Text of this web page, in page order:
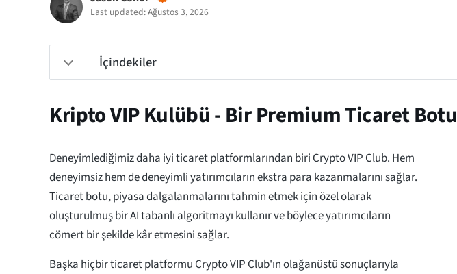
Last updated: Ağustos 3, 2026
İçindekiler
Kripto VIP Kulübü - Bir Premium Ticaret Botu
Deneyimlediğimiz daha iyi ticaret platformlarından biri Crypto VIP Club. Hem
deneyimsiz hem de deneyimli yatırımcıların ekstra para kazanmalarını sağlar.
Ticaret botu, piyasa dalgalanmalarını tahmin etmek için özel olarak
oluşturulmuş bir AI tabanlı algoritmayı kullanır ve böylece yatırımcıların
cömert bir şekilde kâr etmesini sağlar.
Başka hiçbir ticaret platformu Crypto VIP Club'ın olağanüstü sonuçlarıyla